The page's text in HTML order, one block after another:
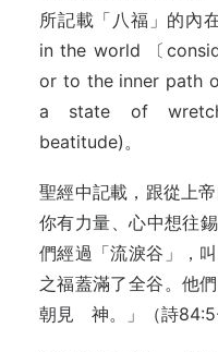
所記載「八福」的內
in the world 〔
or to the inner path
a state of
beatitude)。
聖經中記載，跟從上
你有力量、心中想往
們經過「流淚谷」，
之福蓋滿了全谷。他
朝見 神。」（詩84:5-